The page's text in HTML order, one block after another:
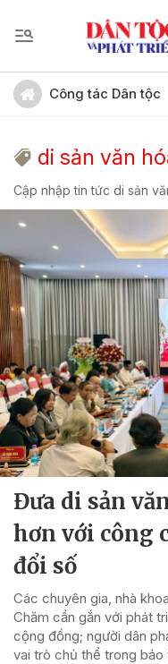
Công tác Dân tộc
di sản văn
Cập nhập tin tức di sản
Đưa di sản
hơn với công
đổi số
Các chuyên gia, nhà
Chăm cần gắn với phát
cộng đồng; người dân
vai trò chủ thể trong bảo